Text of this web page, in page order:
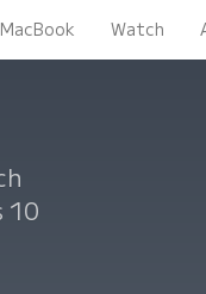
MacBook Watch